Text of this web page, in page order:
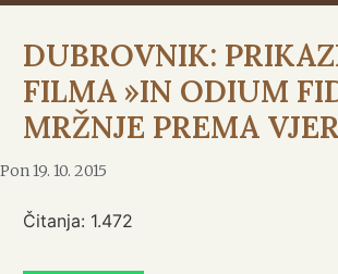
DUBROVNIK:
FILMA »IN ODIUM
MRŽNJE PREMA
Pon 19. 10. 2015
Čitanja: 1.472